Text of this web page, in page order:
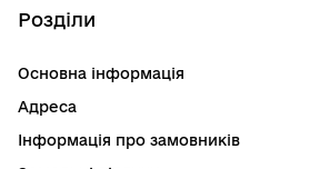
Розділи
Основна інформація
Адреса
Інформація про замовників